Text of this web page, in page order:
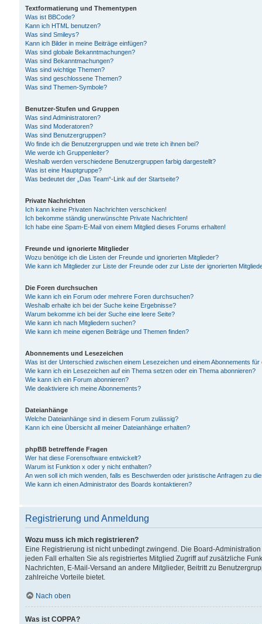
Textformatierung und Thementypen
Was ist BBCode?
Kann ich HTML benutzen?
Was sind Smileys?
Kann ich Bilder in meine Beiträge einfügen?
Was sind globale Bekanntmachungen?
Was sind Bekanntmachungen?
Was sind wichtige Themen?
Was sind geschlossene Themen?
Was sind Themen-Symbole?
Benutzer-Stufen und Gruppen
Was sind Administratoren?
Was sind Moderatoren?
Was sind Benutzergruppen?
Wo finde ich die Benutzergruppen und wie trete ich ihnen bei?
Wie werde ich Gruppenleiter?
Weshalb werden verschiedene Benutzergruppen farbig dargestellt?
Was ist eine Hauptgruppe?
Was bedeutet der „Das Team“-Link auf der Startseite?
Private Nachrichten
Ich kann keine Privaten Nachrichten verschicken!
Ich bekomme ständig unerwünschte Private Nachrichten!
Ich habe eine Spam-E-Mail von einem Mitglied dieses Forums erhalten!
Freunde und ignorierte Mitglieder
Wozu benötige ich die Listen der Freunde und ignorierten Mitglieder?
Wie kann ich Mitglieder zur Liste der Freunde oder zur Liste der ignorierten
Die Foren durchsuchen
Wie kann ich ein Forum oder mehrere Foren durchsuchen?
Weshalb erhalte ich bei der Suche keine Ergebnisse?
Warum bekomme ich bei der Suche eine leere Seite?
Wie kann ich nach Mitgliedern suchen?
Wie kann ich meine eigenen Beiträge und Themen finden?
Abonnements und Lesezeichen
Was ist der Unterschied zwischen einem Lesezeichen und einem Abonnements
Wie kann ich ein Lesezeichen auf ein Thema setzen oder ein Thema abonnieren?
Wie kann ich ein Forum abonnieren?
Wie deaktiviere ich meine Abonnements?
Dateianhänge
Welche Dateianhänge sind in diesem Forum zulässig?
Kann ich eine Übersicht all meiner Dateianhänge erhalten?
phpBB betreffende Fragen
Wer hat diese Forensoftware entwickelt?
Warum ist Funktion x oder y nicht enthalten?
An wen soll ich mich wenden, falls es Beschwerden oder juristische Anfragen zu
Wie kann ich einen Administrator des Boards kontaktieren?
Registrierung und Anmeldung
Wozu muss ich mich registrieren?
Eine Registrierung ist nicht unbedingt zwingend. Die Board-
jeden Fall erhalten Sie als registriertes Mitglied Zugriff auf zusätzliche
Nachrichten, E-Mail-Versand an andere Mitglieder, Beitritt zu
zahlreiche Vorteile bietet.
Nach oben
Was ist COPPA?